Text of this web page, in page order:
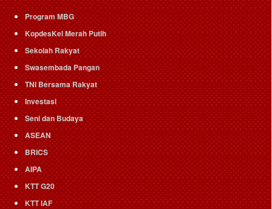
Program MBG
KopdesKel Merah Putih
Sekolah Rakyat
Swasembada Pangan
TNI Bersama Rakyat
Investasi
Seni dan Budaya
ASEAN
BRICS
AIPA
KTT G20
KTT IAF